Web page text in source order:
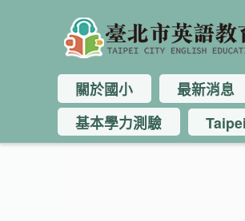
關於國小 最新消息
基本學力測驗